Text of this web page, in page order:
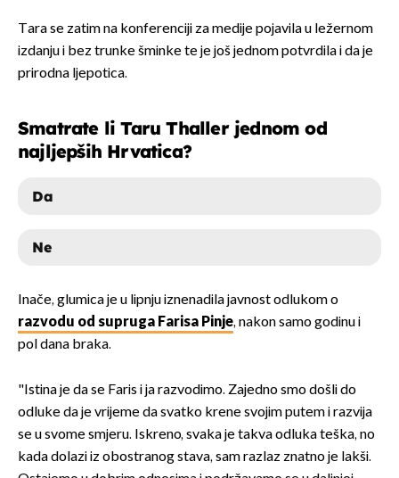
Tara se zatim na konferenciji za medije pojavila u ležernom
izdanju i bez trunke šminke te je još jednom potvrdila i da je
prirodna ljepotica.
Smatrate li Taru Thaller jednom od
najljepših Hrvatica?
Da
Ne
DA
NE
Inače, glumica je u lipnju iznenadila javnost odlukom o
razvodu od supruga Farisa Pinje, nakon samo godinu i
pol dana braka.
"Istina je da se Faris i ja razvodimo. Zajedno smo došli do
odluke da je vrijeme da svatko krene svojim putem i razvija
se u svome smjeru. Iskreno, svaka je takva odluka teška, no
kada dolazi iz obostranog stava, sam razlaz znatno je lakši.